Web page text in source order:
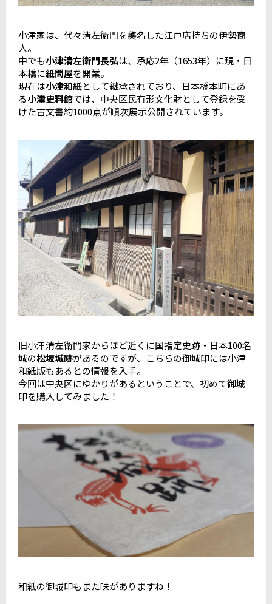
小津家は、代々清左衛門を襲名した江戸店持ちの伊勢商
人。
中でも小津清左衛門長弘は、承応2年（1653年）に現・日
本橋に紙問屋を開業。
現在は小津和紙として継承されており、日本橋本町にあ
る小津史料館では、中央区民有形文化財として登録を受
けた古文書約1000点が順次展示公開されています。
旧小津清左衛門家からほど近くに国指定史跡・日本100名
城の松坂城跡があるのですが、こちらの御城印には小津
和紙版もあるとの情報を入手。
今回は中央区にゆかりがあるということで、初めて御城
印を購入してみました！
和紙の御城印もまた味がありますね！